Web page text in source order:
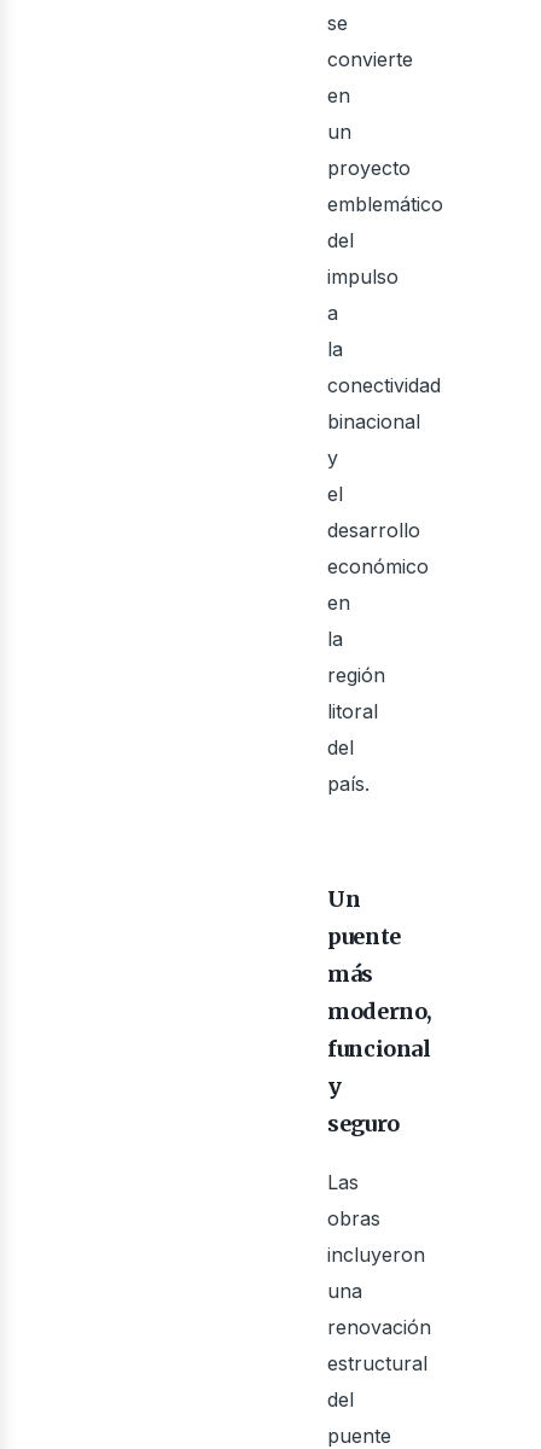
se
convierte
en
un
proyecto
emblemático
del
impulso
a
la
conectividad
binacional
y
el
desarrollo
económico
en
la
región
litoral
del
país.
Un
puente
más
moderno,
funcional
y
seguro
Las
obras
incluyeron
una
renovación
estructural
del
puente